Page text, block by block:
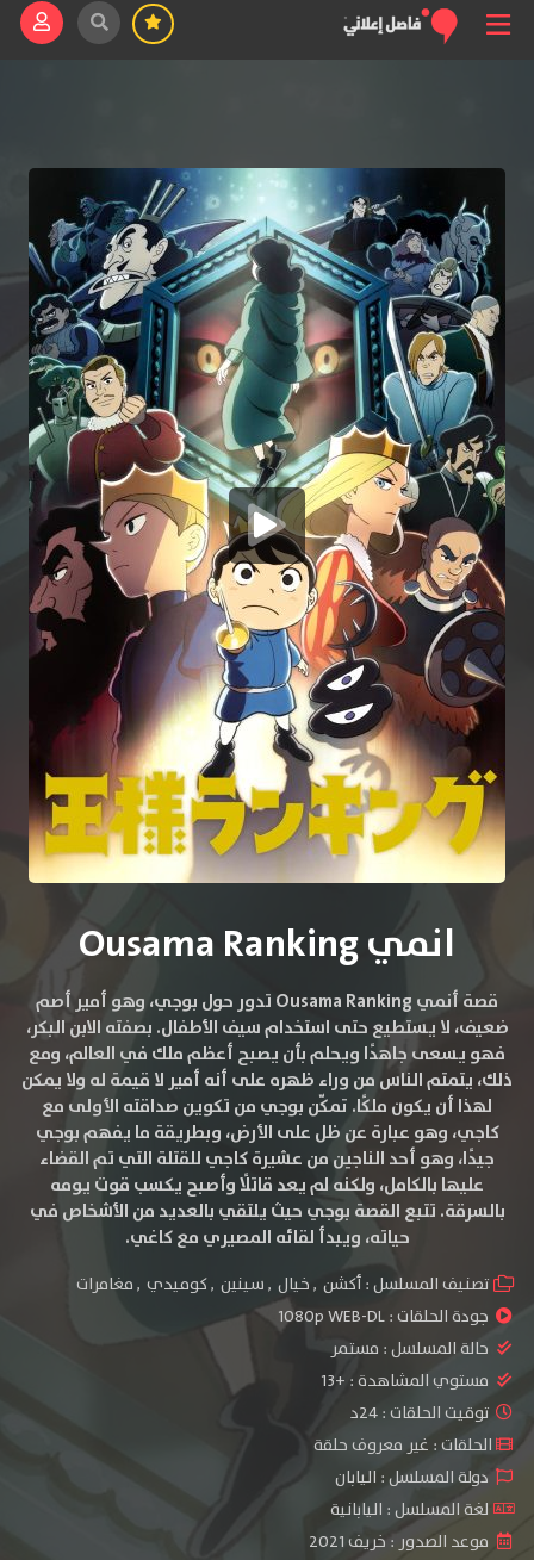
انمي Ousama Ranking
قصة أنمي Ousama Ranking تدور حول بوجي، وهو أمير أصم
ضعيف، لا يستطيع حتى استخدام سيف الأطفال. بصفته الابن البكر،
فهو يسعى جاهدًا ويحلم بأن يصبح أعظم ملك في العالم، ومع
ذلك، يتمتم الناس من وراء ظهره على أنه أمير لا قيمة له ولا يمكن
لهذا أن يكون ملكًا. تمكّن بوجي من تكوين صداقته الأولى مع
كاجي، وهو عبارة عن ظل على الأرض، وبطريقة ما يفهم بوجي
جيدًا، وهو أحد الناجين من عشيرة كاجي للقتلة التي تم القضاء
عليها بالكامل، ولكنه لم يعد قاتلًا وأصبح يكسب قوت يومه
بالسرقة. تتبع القصة بوجي حيث يلتقي بالعديد من الأشخاص في
حياته، ويبدأ لقائه المصيري مع كاغي.
تصنيف المسلسل :أكشن ,خيال ,سينين ,كوميدي ,مغامرات
جودة الحلقات :1080p WEB-DL
حالة المسلسل : مستمر
مستوي المشاهدة : +13
توقيت الحلقات : 24د
الحلقات : غير معروف حلقة
دولة المسلسل : اليابان
لغة المسلسل : اليابانية
موعد الصدور : خريف 2021